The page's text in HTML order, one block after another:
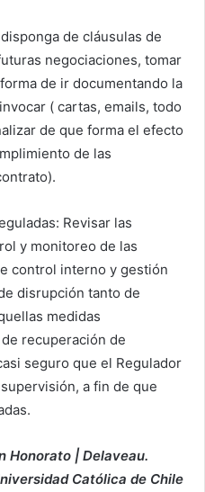
de cláusulas de
negociaciones, tomar
de ir documentando la
( cartas, emails, todo
de que forma el efecto
de las
Revisar las
y monitoreo de las
control interno y gestión
disrupción tanto de
medidas
recuperación de
seguro que el Regulador
a fin de que
Honorato | Delaveau.
Católica de Chile